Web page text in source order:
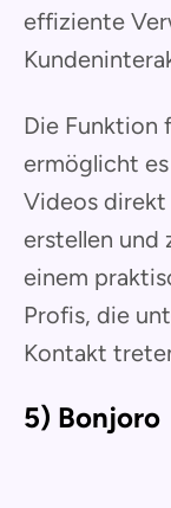
effiziente
Die Funktion
ermöglicht
Videos direkt
erstellen und
einem
Profis, die
Kontakt
5) Bonjoro